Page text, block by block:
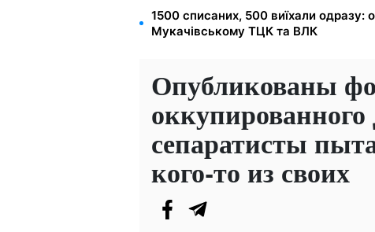
1500 списаних, 500 виїхали одразу:
Мукачівському ТЦК та ВЛК
Опубликованы
сепаратисты
кого-то из своих